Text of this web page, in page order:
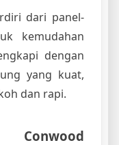
dari panel-
kemudahan
dengan
yang kuat,
dan rapi.
Conwood